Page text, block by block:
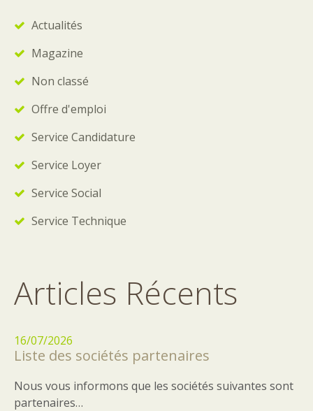
Actualités
Magazine
Non classé
Offre d'emploi
Service Candidature
Service Loyer
Service Social
Service Technique
Articles Récents
16/07/2026
Liste des sociétés partenaires
Nous vous informons que les sociétés suivantes sont
partenaires…